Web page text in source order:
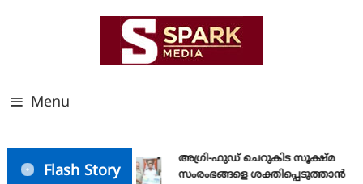
Menu
Flash Story
അഗ്രി-ഫുഡ് ചെറുകിട സൂക്ഷ്മ
സംരംഭങ്ങളെ ശക്തിപ്പെടുത്താന്‍